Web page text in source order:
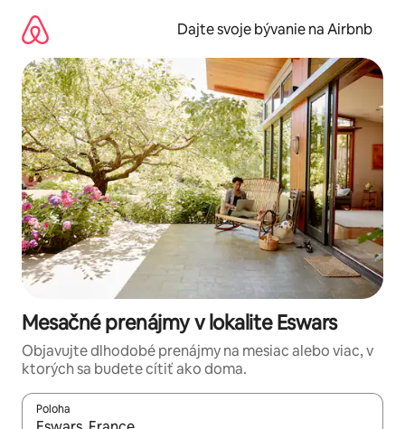
obsah.
Dajte svoje bývanie na Airbnb
Mesačné prenájmy v lokalite Eswars
Objavujte dlhodobé prenájmy na mesiac alebo viac, v
ktorých sa budete cítiť ako doma.
Poloha
Keď budú výsledky k dispozícii, môžete si ich prechádzať